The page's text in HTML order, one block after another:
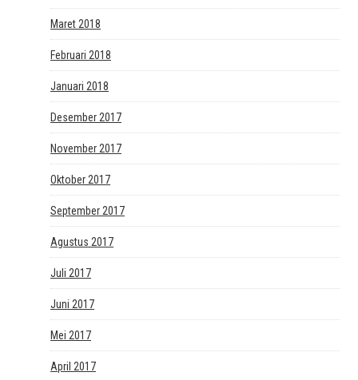
Maret 2018
Februari 2018
Januari 2018
Desember 2017
November 2017
Oktober 2017
September 2017
Agustus 2017
Juli 2017
Juni 2017
Mei 2017
April 2017